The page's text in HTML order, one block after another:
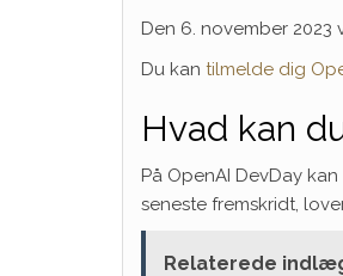
Den 6. november
Du kan tilmelde dig
Hvad kan
På OpenAI DevDay
seneste fremskridt,
Relaterede